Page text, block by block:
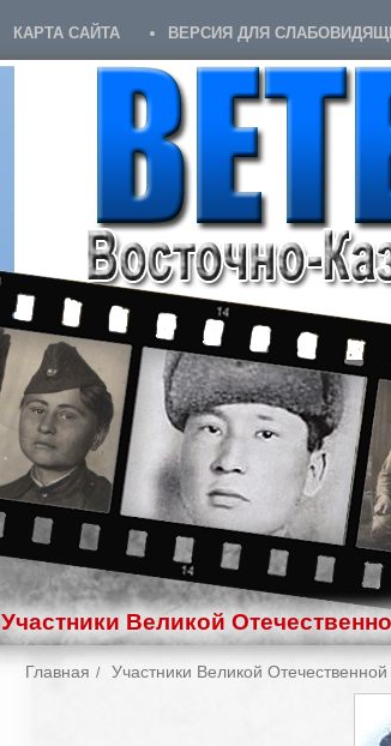
КАРТА САЙТА ВЕРСИЯ ДЛЯ
Участники Великой
Главная Участники Великой